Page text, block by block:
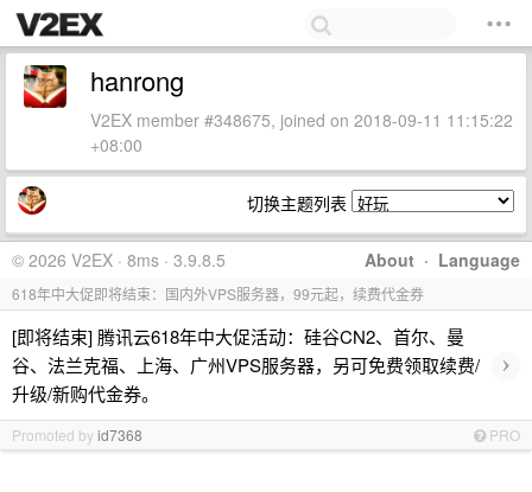
hanrong
V2EX member #348675, joined on 2018-09-11 11:15:22
+08:00
切换主题列表
About · Language
© 2026 V2EX · 8ms · 3.9.8.5
618年中大促即将结束：国内外VPS服务器，99元起，续费代金券
[即将结束] 腾讯云618年中大促活动：硅谷CN2、首尔、曼
谷、法兰克福、上海、广州VPS服务器，另可免费领取续费/
升级/新购代金券。
›
Promoted byid7368 PRO